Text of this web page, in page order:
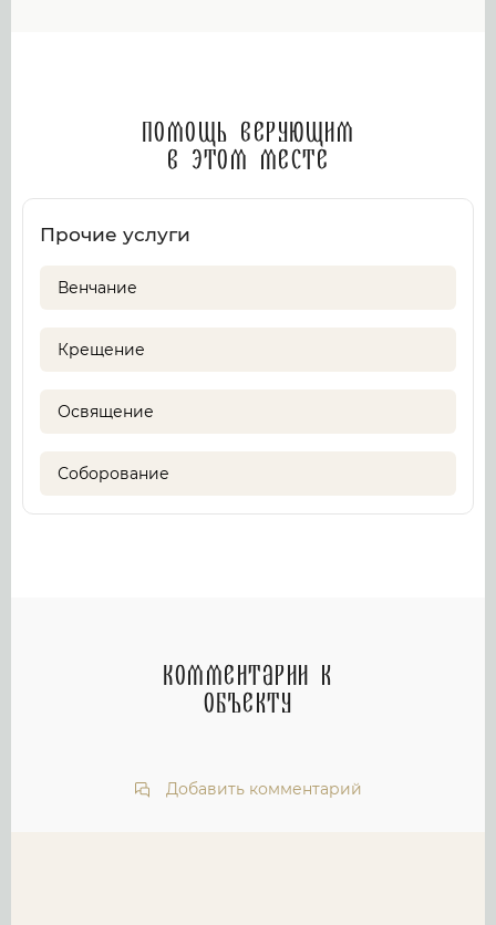
Помощь верующим
в этом месте
Прочие услуги
Венчание
Крещение
Освящение
Соборование
Комментарии к
объекту
Добавить комментарий